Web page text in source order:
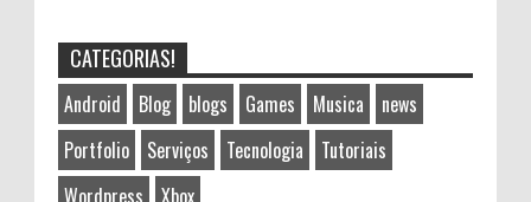
CATEGORIAS!
Android Blog blogs Games Musica
news
Portfolio
Serviços Tecnologia
Tutoriais